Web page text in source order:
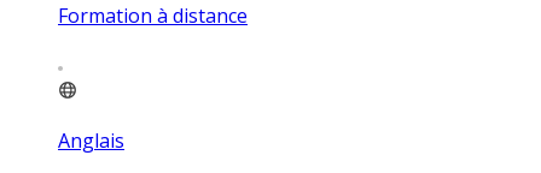
Formation à distance
Anglais